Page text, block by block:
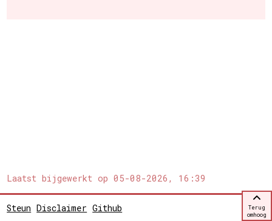
Laatst bijgewerkt op05-08-2026, 16:39
Steun Disclaimer Github
Terug
omhoog